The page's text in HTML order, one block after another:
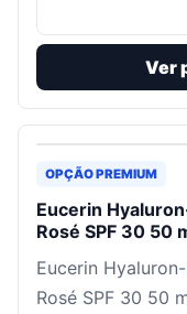
Ver
OPÇÃO PREMIUM
Eucerin
Rosé SPF 30 50
Eucerin
Rosé SPF 30 50